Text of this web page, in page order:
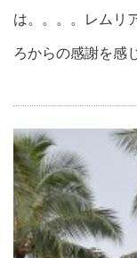
は。。。。レムリ
ろからの感謝を感